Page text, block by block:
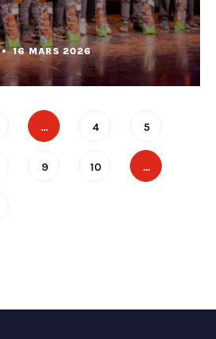
16 MARS 2026
… 4 5
9 10 …